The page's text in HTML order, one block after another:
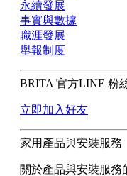
永續發展
事實與數據
職涯發展
舉報制度
BRITA 官方LINE 粉
立即加入好友
家用產品與安裝服務
關於產品與安裝服務